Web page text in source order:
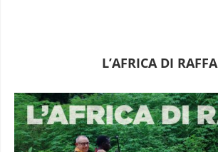
L’AFRICA DI RAFFA